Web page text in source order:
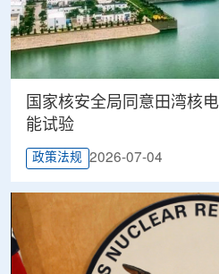
国家核安全局同意田湾核
能试验
政策法规 2026-07-04